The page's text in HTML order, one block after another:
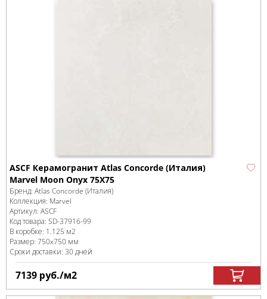
ASCF Керамогранит Atlas Concorde (Италия)
Marvel Moon Onyx 75X75
Бренд: Atlas Concorde (Италия)
Коллекция: Marvel
Артикул: ASCF
Код товара: SD-37916-99
В коробке: 1.125 м2
Размер: 750x750 мм
Сроки доставки: 30 дней
7139 руб./м2